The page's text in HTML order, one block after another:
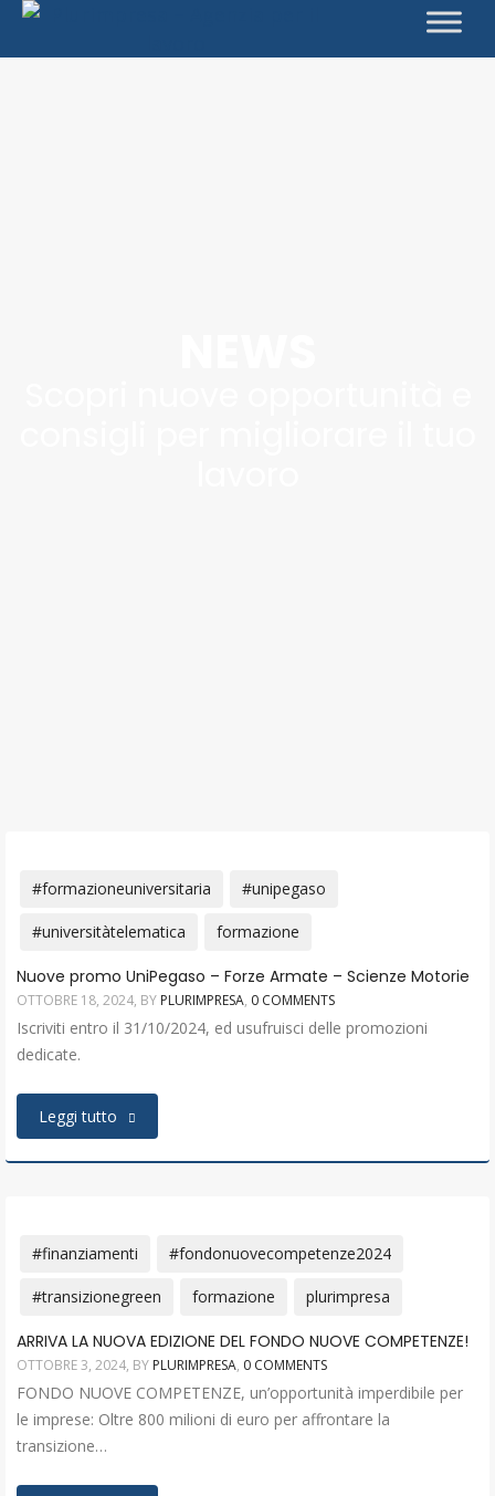
#formazioneuniversitaria #unipegaso
#universitàtelematica formazione
Nuove promo UniPegaso – Forze Armate – Scienze Motorie
OTTOBRE 18, 2024, BY PLURIMPRESA, 0 COMMENTS
Iscriviti entro il 31/10/2024, ed usufruisci delle promozioni
dedicate.
Leggi tutto
#finanziamenti #fondonuovecompetenze2024
#transizionegreen formazione plurimpresa
ARRIVA LA NUOVA EDIZIONE DEL FONDO NUOVE COMPETENZE!
OTTOBRE 3, 2024, BY PLURIMPRESA, 0 COMMENTS
FONDO NUOVE COMPETENZE, un’opportunità imperdibile per
le imprese: Oltre 800 milioni di euro per affrontare la
transizione…